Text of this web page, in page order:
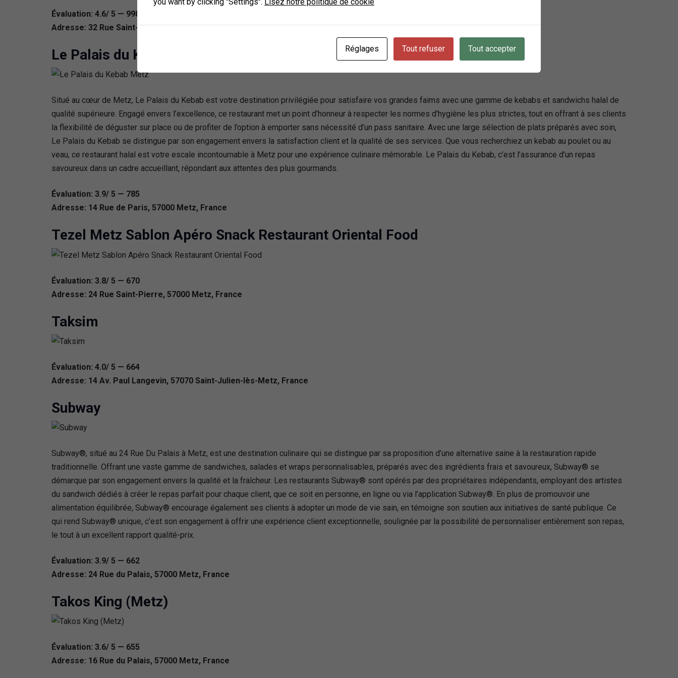
Évaluation: 4.6/ 5 — 998
Adresse: 32 Rue Saint-Livier, 57000 Metz, France
Le Palais du Kebab Metz
Situé au cœur de Metz, Le Palais du Kebab est votre destination privilégiée pour satisfaire vos grandes faims avec une gamme de kebabs et sandwichs halal de
qualité supérieure. Engagé envers l’excellence, ce restaurant met un point d’honneur à respecter les normes d’hygiène les plus strictes, tout en offrant à ses clients
la flexibilité de déguster sur place ou de profiter de l’option à emporter sans nécessité d’un pass sanitaire. Avec une large sélection de plats préparés avec soin,
Le Palais du Kebab se distingue par son engagement envers la satisfaction client et la qualité de ses services. Que vous recherchiez un kebab au poulet ou au
veau, ce restaurant halal est votre escale incontournable à Metz pour une expérience culinaire mémorable. Le Palais du Kebab, c’est l’assurance d’un repas
savoureux dans un cadre accueillant, répondant aux attentes des plus gourmands.
Évaluation: 3.9/ 5 — 785
Adresse: 14 Rue de Paris, 57000 Metz, France
Tezel Metz Sablon Apéro Snack Restaurant Oriental Food
Évaluation: 3.8/ 5 — 670
Adresse: 24 Rue Saint-Pierre, 57000 Metz, France
Taksim
Évaluation: 4.0/ 5 — 664
Adresse: 14 Av. Paul Langevin, 57070 Saint-Julien-lès-Metz, France
Subway
Subway®, situé au 24 Rue Du Palais à Metz, est une destination culinaire qui se distingue par sa proposition d’une alternative saine à la restauration rapide
traditionnelle. Offrant une vaste gamme de sandwiches, salades et wraps personnalisables, préparés avec des ingrédients frais et savoureux, Subway® se
démarque par son engagement envers la qualité et la fraîcheur. Les restaurants Subway® sont opérés par des propriétaires indépendants, employant des artistes
du sandwich dédiés à créer le repas parfait pour chaque client, que ce soit en personne, en ligne ou via l’application Subway®. En plus de promouvoir une
alimentation équilibrée, Subway® encourage également ses clients à adopter un mode de vie sain, en témoigne son soutien aux initiatives de santé publique. Ce
qui rend Subway® unique, c’est son engagement à offrir une expérience client exceptionnelle, soulignée par la possibilité de personnaliser entièrement son repas,
le tout à un excellent rapport qualité-prix.
Évaluation: 3.9/ 5 — 662
Adresse: 24 Rue du Palais, 57000 Metz, France
Takos King (Metz)
Évaluation: 3.6/ 5 — 655
Adresse: 16 Rue du Palais, 57000 Metz, France
Réglages Tout refuser Tout accepter